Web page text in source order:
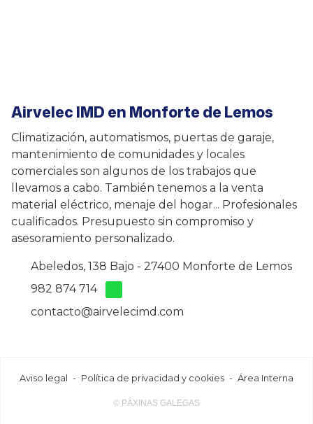
Airvelec IMD en Monforte de Lemos
Climatización, automatismos, puertas de garaje,
mantenimiento de comunidades y locales
comerciales son algunos de los trabajos que
llevamos a cabo. También tenemos a la venta
material eléctrico, menaje del hogar... Profesionales
cualificados. Presupuesto sin compromiso y
asesoramiento personalizado.
Abeledos, 138 Bajo - 27400 Monforte de Lemos
982 874 714
contacto@airvelecimd.com
Aviso legal - Política de privacidad y cookies - Área Interna
© PÁXINAS GALEGAS